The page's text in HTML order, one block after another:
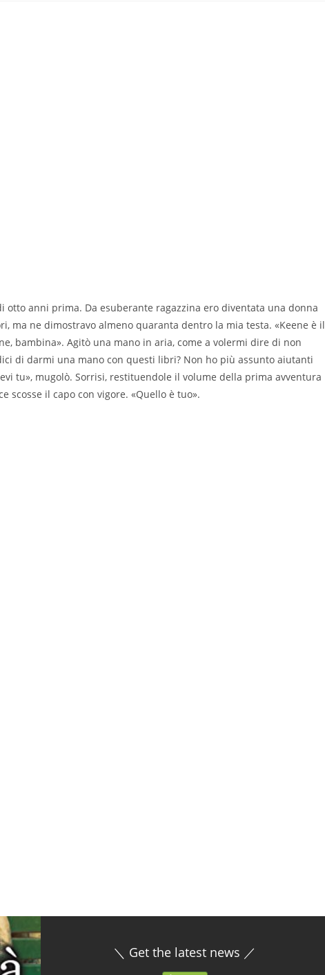
otto anni prima. Da esuberante ragazzina ero diventata una donna
ma ne dimostravo almeno quaranta dentro la mia testa. «Keene è il
bambina». Agitò una mano in aria, come a volermi dire di non
di darmi una mano con questi libri? Non ho più assunto aiutanti
tu», mugolò. Sorrisi, restituendole il volume della prima avventura
scosse il capo con vigore. «Quello è tuo».
＼ Get the latest news ／